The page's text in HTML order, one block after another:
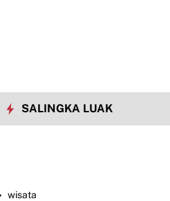
SALINGKA LUAK
wisata